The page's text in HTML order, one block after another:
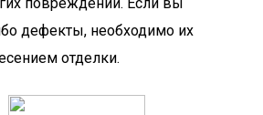
дефекты, необходимо их
отделки.